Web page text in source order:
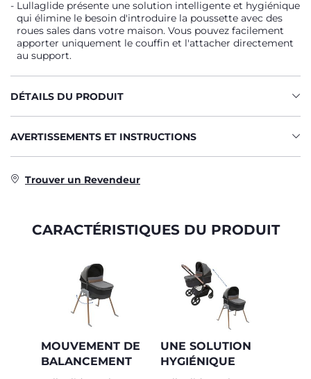
Lullaglide présente une solution intelligente et hygiénique
qui élimine le besoin d'introduire la poussette avec des
roues sales dans votre maison. Vous pouvez facilement
apporter uniquement le couffin et l'attacher directement
au support.
DÉTAILS DU PRODUIT
AVERTISSEMENTS ET INSTRUCTIONS
Trouver un Revendeur
CARACTÉRISTIQUES DU PRODUIT
MOUVEMENT DE
BALANCEMENT
UNE SOLUTION
HYGIÉNIQUE